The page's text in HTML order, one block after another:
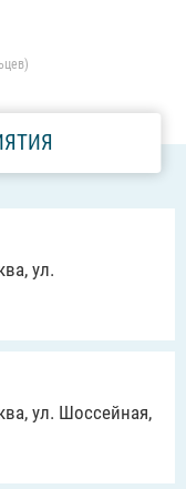
ул.
ул. Шоссейная,